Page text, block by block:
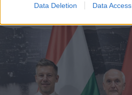
Data Deletion Data Access